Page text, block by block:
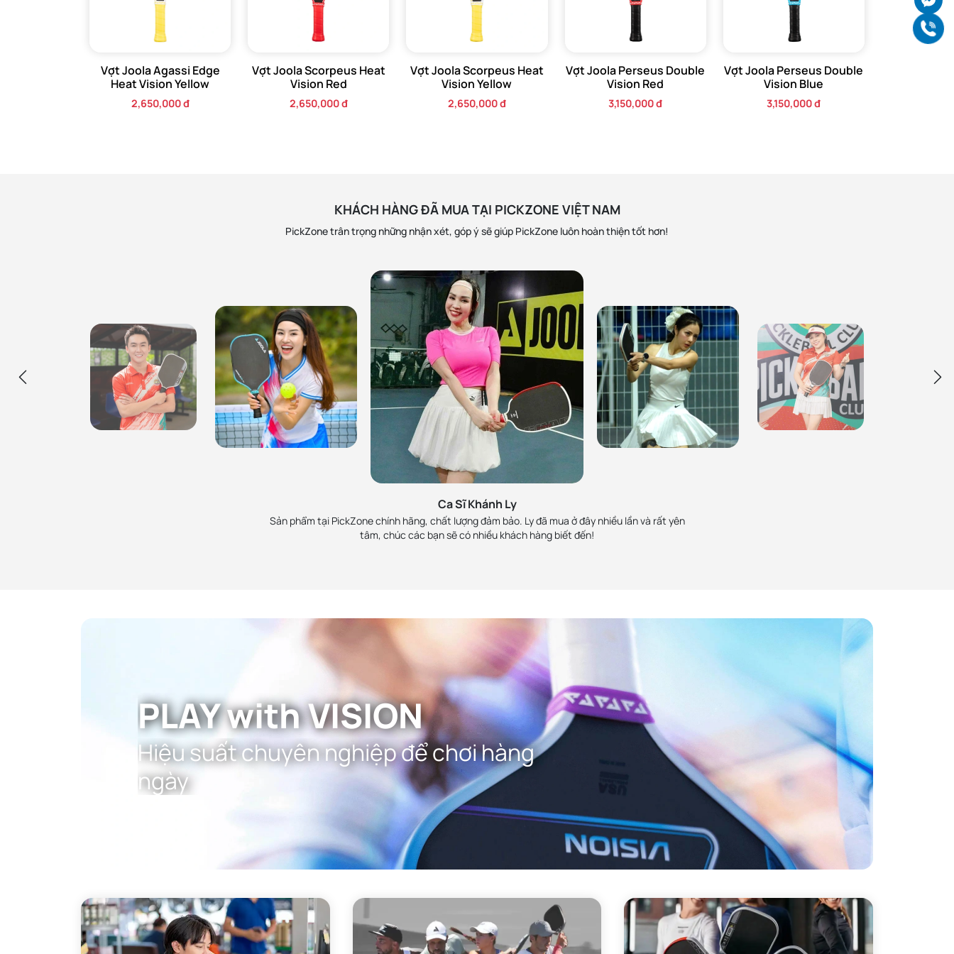
Quy trình ép nhiệt được áp dụng liền mạch dọc theo toàn bộ viền vợt, từ tay cầm qua cổ vợt. Quá trình này sử dụng
cáp và ổn định.
Cấu trúc thermoformed không chỉ tăng độ bền đáng kể mà còn đóng vai trò quan trọng trong việc tăng cường hiệu
Cấu trúc cứng hơn cho phép truyền lực hiệu quả hơn, tạo ra một lực đẩy mạnh mẽ hơn, biến những cú đánh dứt khoát
2. Công nghệ SK Film tăng khả năng kiểm soát và giảm mỏi
Joola đã đặt SK Film (Shock-Absorbing Film) – một lớp màng hấp thụ chấn động độc quyền – vào giữa bề mặt vợt và lõi tổ
SK Film hoạt động như một bộ giảm chấn, hấp thụ rung động không mong muốn khi bóng chạm vợt. Điều này mang lại
cảm giác bóng mềm mại, "như nhung", đặc biệt quan trọng cho các cú đánh tinh tế tại lưới (như dink, reset).
Vợt Joola Agassi Edge
Heat Vision Yellow
2,650,000 đ
Vợt Joola Scorpeus Heat
Vision Red
2,650,000 đ
Vợt Joola Scorpeus Heat
Vision Yellow
2,650,000 đ
Vợt Joola Perseus Double
Vision Red
3,150,000 đ
Vợt Joola Perseus Double
Vision Blue
3,150,000 đ
KHÁCH HÀNG ĐÃ MUA TẠI PICKZONE VIỆT NAM
PickZone trân trọng những nhận xét, góp ý sẽ giúp PickZone luôn hoàn thiện tốt hơn!
Mỹ Anh được giới thiệu mua vợt ở PickZone, đã làm việc và rất
Ca Sĩ Khánh Ly
Sản phẩm tại PickZone chính hãng, chất lượng đảm bảo. Ly đã mua ở đây nhiều lần và rất yên
tâm, chúc các bạn sẽ có nhiều khách hàng biết đến!
Lan Phương ủng hộ PickZone từ cây vợt Gen 3, Gen 3S và vừa
PLAY with VISION
Hiệu suất chuyên nghiệp để chơi hàng
ngày